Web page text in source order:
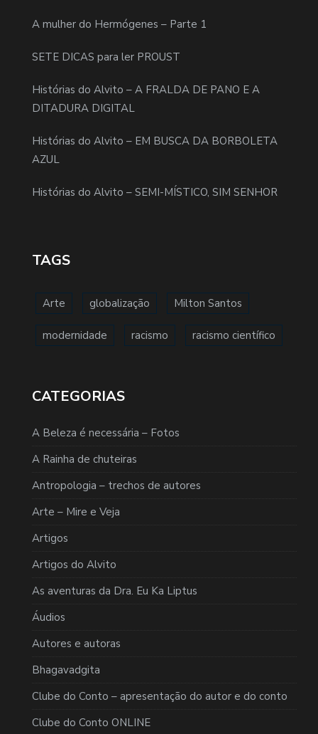
A mulher do Hermógenes – Parte 1
SETE DICAS para ler PROUST
Histórias do Alvito – A FRALDA DE PANO E A
DITADURA DIGITAL
Histórias do Alvito – EM BUSCA DA BORBOLETA
AZUL
Histórias do Alvito – SEMI-MÍSTICO, SIM SENHOR
TAGS
Arte globalização Milton Santos
modernidade racismo racismo científico
CATEGORIAS
A Beleza é necessária – Fotos
A Rainha de chuteiras
Antropologia – trechos de autores
Arte – Mire e Veja
Artigos
Artigos do Alvito
As aventuras da Dra. Eu Ka Liptus
Áudios
Autores e autoras
Bhagavadgita
Clube do Conto – apresentação do autor e do conto
Clube do Conto ONLINE